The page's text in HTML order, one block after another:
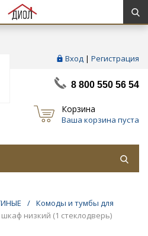
Вход | Регистрация
8 800 550 56 54
Корзина
Ваша корзина пуста
/ Комоды и тумбы для
низкий (1 стеклодверь)